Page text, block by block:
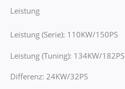
Leistung
Leistung (Serie): 110KW/150PS
Leistung (Tuning): 134KW/182PS
Differenz: 24KW/32PS